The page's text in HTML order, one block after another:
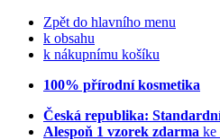
Zpět do hlavního menu
k obsahu
k nákupnímu košíku
100% přírodní kosmetika
Česká republika:
Alespoň 1 vzorek zdarma ke